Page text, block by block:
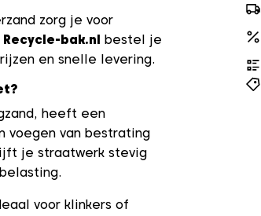
zorg je voor
Recycle-bak.nl
bestel je
en snelle levering.
heeft een
voegen van bestrating
je straatwerk stevig
voor klinkers of